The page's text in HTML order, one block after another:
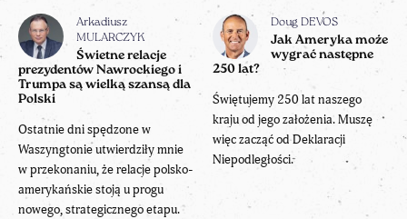
Arkadiusz
MULARCZYK
Świetne relacje
prezydentów Nawrockiego i
Trumpa są wielką szansą dla
Polski
Ostatnie dni spędzone w
Waszyngtonie utwierdziły mnie
w przekonaniu, że relacje polsko-
amerykańskie stoją u progu
nowego, strategicznego etapu.
Doug DEVOS
Jak Ameryka może
wygrać następne
250 lat?
Świętujemy 250 lat naszego
kraju od jego założenia. Muszę
więc zacząć od Deklaracji
Niepodległości.